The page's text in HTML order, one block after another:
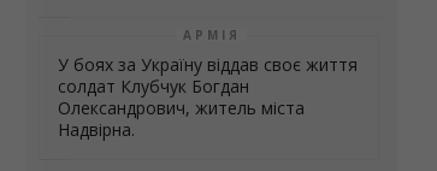
АРМІЯ
У боях за Україну віддав своє життя
солдат Клубчук Богдан
Олександрович, житель міста
Надвірна.